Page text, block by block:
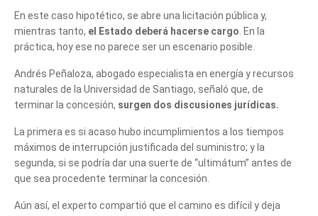
te podemos ayudar?
En este caso hipotético, se abre una licitación pública y,
mientras tanto, el Estado deberá hacerse cargo . En la
práctica, hoy ese no parece ser un escenario posible.
Andrés Peñaloza, abogado especialista en energía y recursos
naturales de la Universidad de Santiago, señaló que, de
terminar la concesión, surgen dos discusiones jurídicas.
La primera es si acaso hubo incumplimientos a los tiempos
máximos de interrupción justificada del suministro; y la
segunda, si se podría dar una suerte de “ultimátum” antes de
que sea procedente terminar la concesión.
Aún así, el experto compartió que el camino es difícil y deja